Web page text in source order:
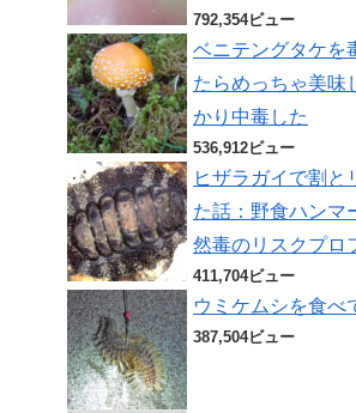
792,354ビュー
ベニテングタケを
たらめっちゃ美味
かり中毒した
536,912ビュー
ヒザラガイで割と
た話：野食ハン
然毒のリスクプ
411,704ビュー
ウミケムシを食べ
387,504ビュー